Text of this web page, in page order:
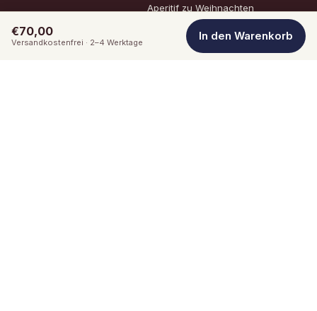
€70,00
Versandkostenfrei · 2–4 Werktage In den Warenkorb
Aperitif zu Weihnachten
Aperitif für Silvester
Dry January (alkoholfrei)